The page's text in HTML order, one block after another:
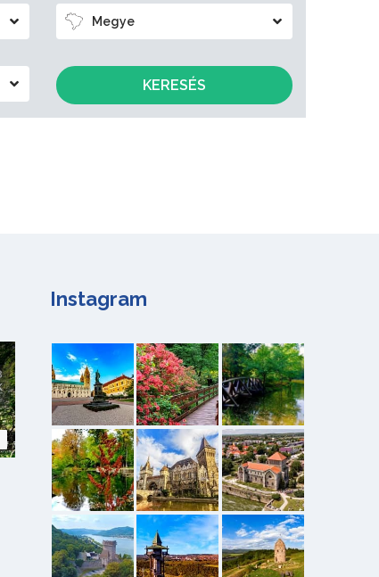
Megye
KERESÉS
Instagram